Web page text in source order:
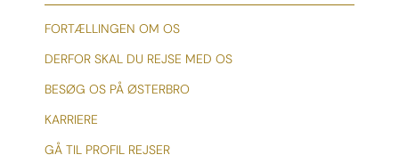
FORTÆLLINGEN OM OS
DERFOR SKAL DU REJSE MED OS
BESØG OS PÅ ØSTERBRO
KARRIERE
GÅ TIL PROFIL REJSER